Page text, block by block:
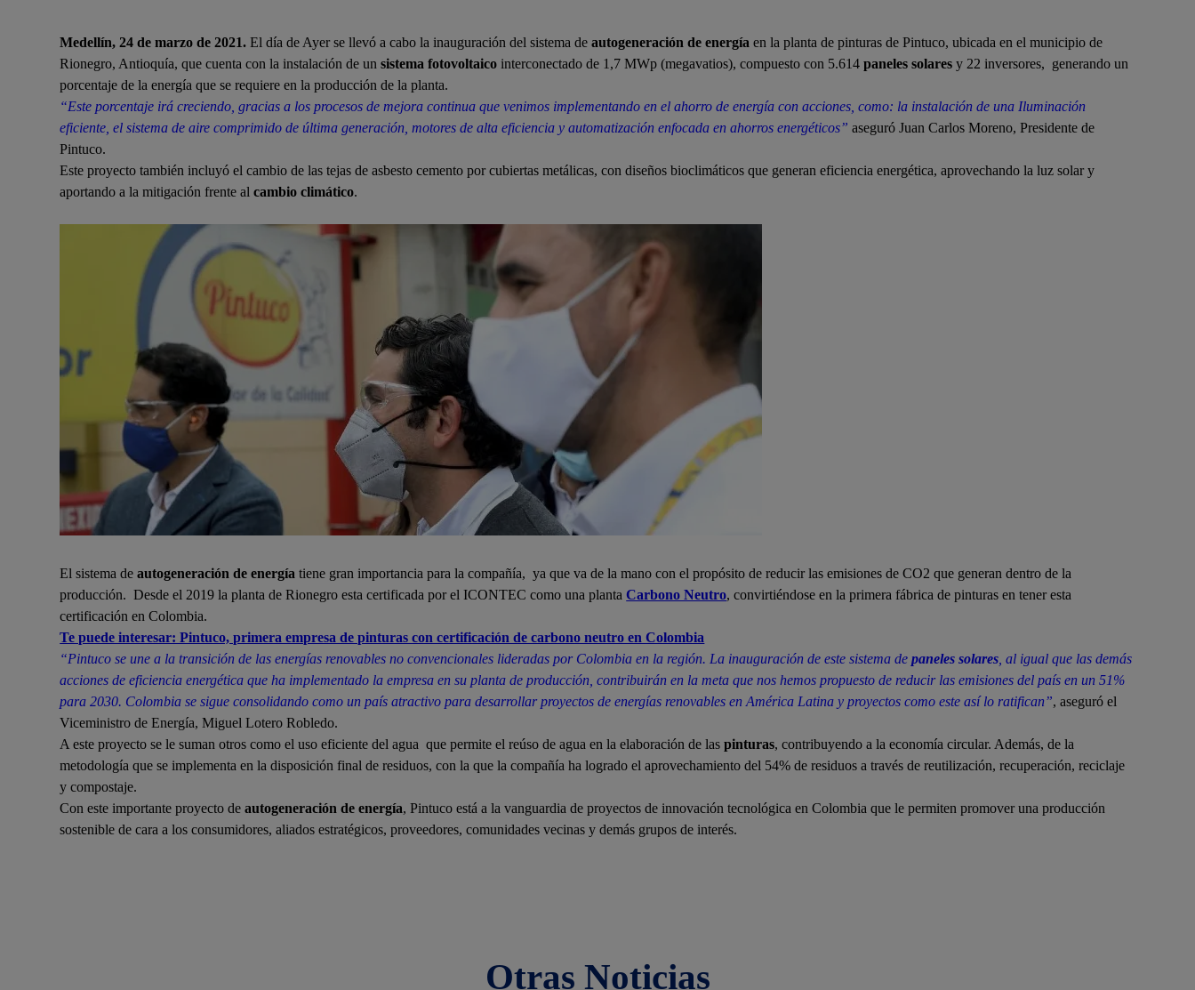
Medellín, 24 de marzo de 2021.El día de Ayer se llevó a cabo la inauguración del sistema deautogeneración de energía en la planta de pinturas de Pintuco, ubicada en el municipio de
Rionegro, Antioquía, que cuenta con la instalación de unsistema fotovoltaico interconectado de 1,7 MWp (megavatios), compuesto con 5.614paneles solares y 22 inversores, generando un
porcentaje de la energía que se requiere en la producción de la planta.
“Este porcentaje irá creciendo, gracias a los procesos de mejora continua que venimos implementando en el ahorro de energía con acciones, como: la instalación de una Iluminación
eficiente, el sistema de aire comprimido de última generación, motores de alta eficiencia y automatización enfocada en ahorros energéticos” aseguró Juan Carlos Moreno, Presidente de
Pintuco.
Este proyecto también incluyó el cambio de las tejas de asbesto cemento por cubiertas metálicas, con diseños bioclimáticos que generan eficiencia energética, aprovechando la luz solar y
aportando a la mitigación frente alcambio climático.
El sistema deautogeneración de energía tiene gran importancia para la compañía, ya que va de la mano con el propósito de reducir las emisiones de CO2 que generan dentro de la
producción. Desde el 2019 la planta de Rionegro esta certificada por el ICONTEC como una plantaCarbono Neutro, convirtiéndose en la primera fábrica de pinturas en tener esta
certificación en Colombia.
Te puede interesar: Pintuco, primera empresa de pinturas con certificación de carbono neutro enColombia
“Pintuco se une a la transición de las energías renovables no convencionales lideradas por Colombia en la región. La inauguración de este sistema depaneles solares , al igual que las demás
acciones de eficiencia energética que ha implementado la empresa en su planta de producción, contribuirán en la meta que nos hemos propuesto de reducir las emisiones del país en un 51%
para 2030. Colombia se sigue consolidando como un país atractivo para desarrollar proyectos de energías renovables en América Latina y proyectos como este así lo ratifican”, aseguró el
Viceministro de Energía, Miguel Lotero Robledo.
A este proyecto se le suman otros como el uso eficiente del agua que permite el reúso de agua en la elaboración de laspinturas, contribuyendo a la economía circular. Además, de la
metodología que se implementa en la disposición final de residuos, con la que la compañía ha logrado el aprovechamiento del 54% de residuos a través de reutilización, recuperación, reciclaje
y compostaje.
Con este importante proyecto deautogeneración de energía, Pintuco está a la vanguardia de proyectos de innovación tecnológica en Colombia que le permiten promover una producción
sostenible de cara a los consumidores, aliados estratégicos, proveedores, comunidades vecinas y demás grupos de interés.
Otras Noticias